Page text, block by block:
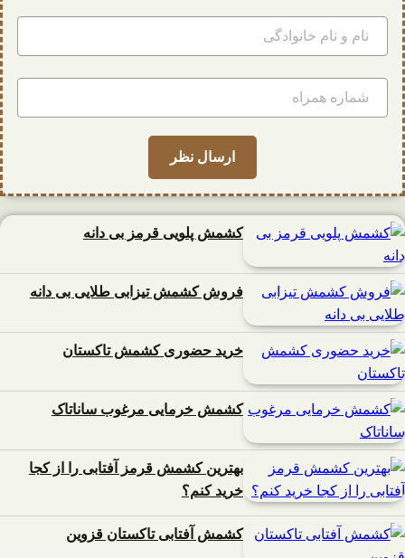
کشمش پلویی قرمز بی دانه
فروش کشمش تیزابی طلایی بی دانه
خرید حضوری کشمش تاکستان
کشمش خرمایی مرغوب ساناتاک
بهترین کشمش قرمز آفتابی را از کجا
خرید کنم؟
کشمش آفتابی تاکستان قزوین